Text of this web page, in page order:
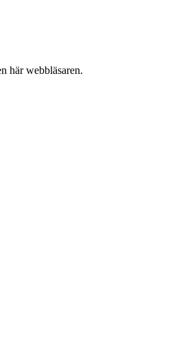
här webbläsaren.